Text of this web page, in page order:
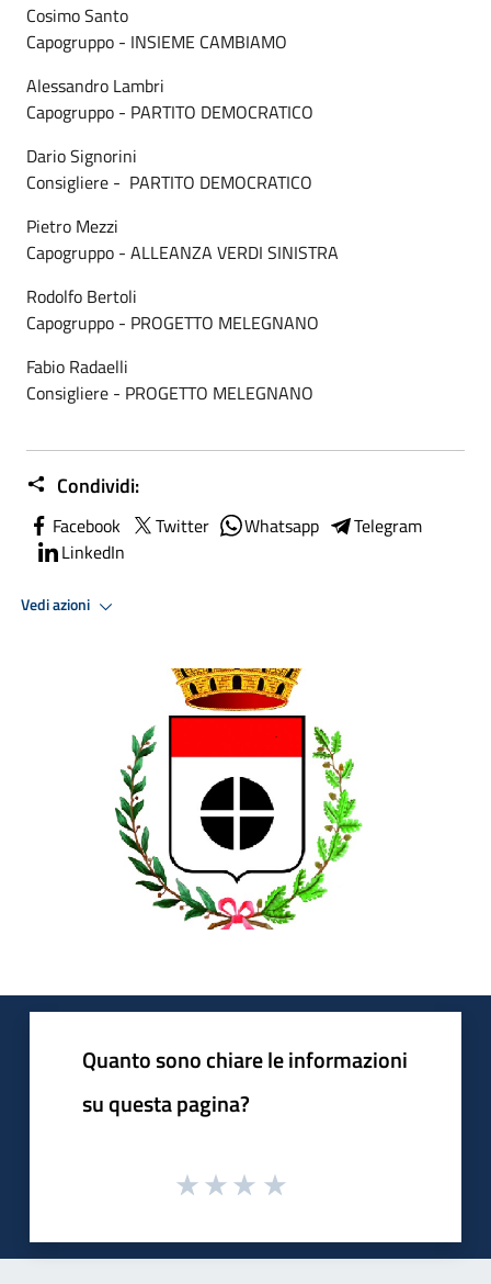
Cosimo Santo
Capogruppo - INSIEME CAMBIAMO
Alessandro Lambri
Capogruppo - PARTITO DEMOCRATICO
Dario Signorini
Consigliere - PARTITO DEMOCRATICO
Pietro Mezzi
Capogruppo - ALLEANZA VERDI SINISTRA
Rodolfo Bertoli
Capogruppo - PROGETTO MELEGNANO
Fabio Radaelli
Consigliere - PROGETTO MELEGNANO
Condividi:
Facebook Twitter Whatsapp
Telegram
LinkedIn
Vedi azioni
Quanto sono chiare le informazioni
su questa pagina?